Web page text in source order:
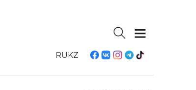
RUKZ